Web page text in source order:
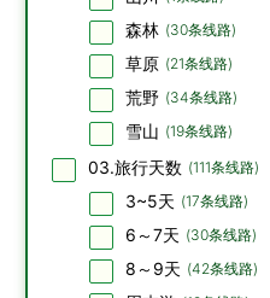
森林 (30条线路)
草原 (21条线路)
荒野 (34条线路)
雪山 (19条线路)
03.旅行天数 (111条线路)
3~5天 (17条线路)
6～7天 (30条线路)
8～9天 (42条线路)